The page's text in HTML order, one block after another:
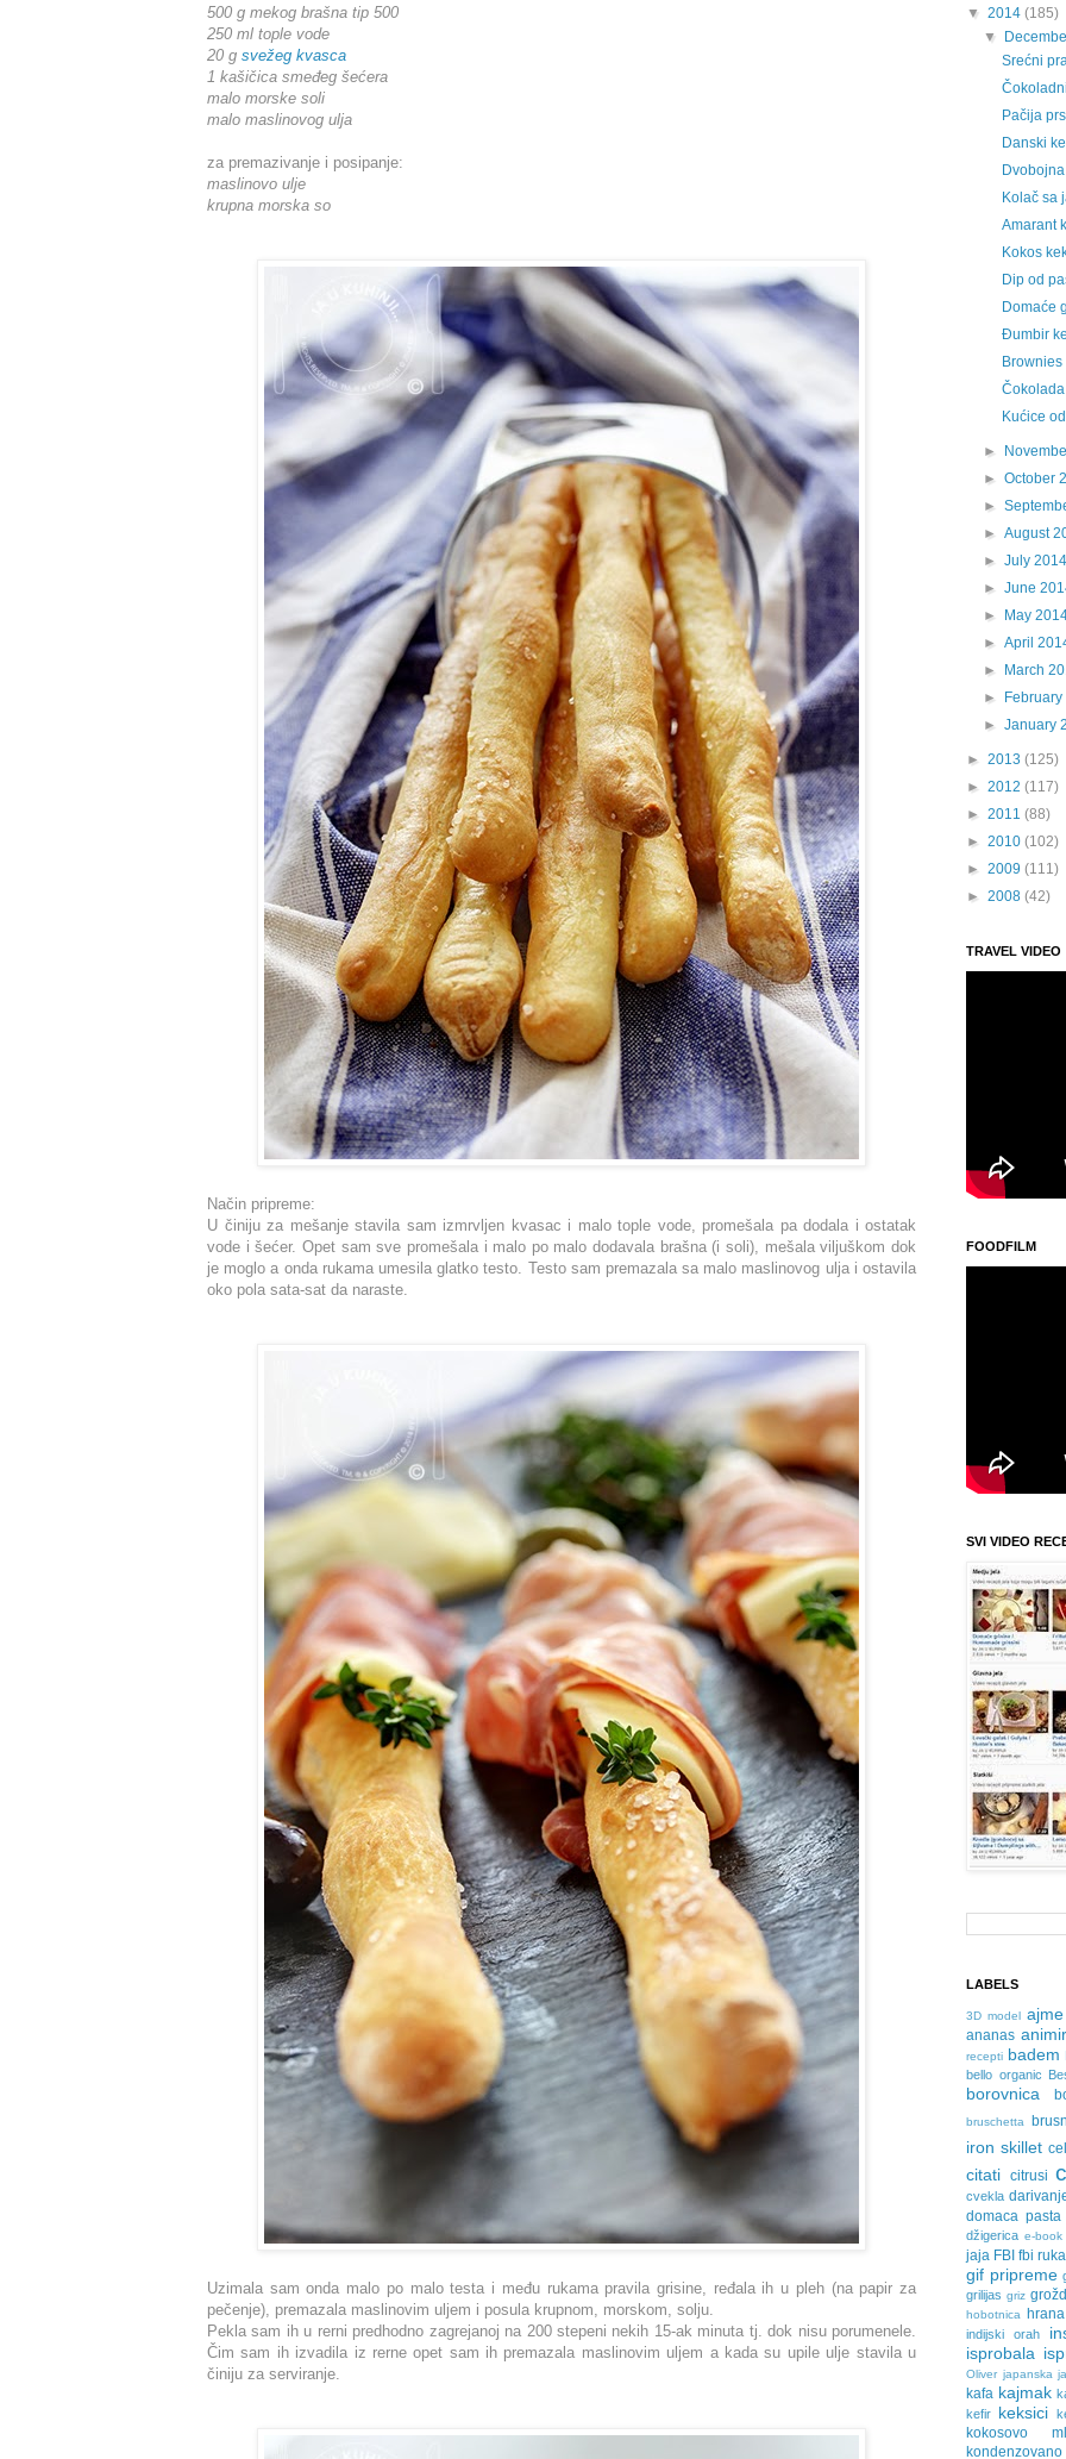
500 g mekog brašna tip 500
250 ml tople vode
20 g svežeg kvasca
1 kašičica smeđeg šećera
malo morske soli
malo maslinovog ulja
za premazivanje i posipanje:
maslinovo ulje
krupna morska so
Način pripreme:
U činiju za mešanje stavila sam izmrvljen kvasac i malo tople vode, promešala pa dodala i ostatak
vode i šećer. Opet sam sve promešala i malo po malo dodavala brašna (i soli), mešala viljuškom dok
je moglo a onda rukama umesila glatko testo. Testo sam premazala sa malo maslinovog ulja i ostavila
oko pola sata-sat da naraste.
Uzimala sam onda malo po malo testa i među rukama pravila grisine, ređala ih u pleh (na papir za
pečenje), premazala maslinovim uljem i posula krupnom, morskom, solju.
Pekla sam ih u rerni predhodno zagrejanoj na 200 stepeni nekih 15-ak minuta tj. dok nisu porumenele.
Čim sam ih izvadila iz rerne opet sam ih premazala maslinovim uljem a kada su upile ulje stavila u
činiju za serviranje.
▼ 2014 (185)
▼
Srećni
Pačija
Danski
Kolač sa
Amarant
Kokos
Dip od
Domaće
Đumbir
Kućice
►
►October
►
►August
►July
►June
►
May
►April
►
March
►
►January
► 2013 (125)
► 2012 (117)
► 2011 (88)
► 2010 (102)
► 2009 (111)
► 2008 (42)
TRAVEL VIDEO
FOODFILM
SVI VIDEO
LABELS
3D model
ananas
recepti badem
bello organic
borovnica
bruschetta
iron skillet
citati citrusi
cvekla
domaca pasta
džigerica e-book
jaja FBI fbi
gif pripreme
grilijas griz
hobotnica
indijski orah
isprobala
Oliver japanska
kafa kajmak
kefir keksici
kokosovo